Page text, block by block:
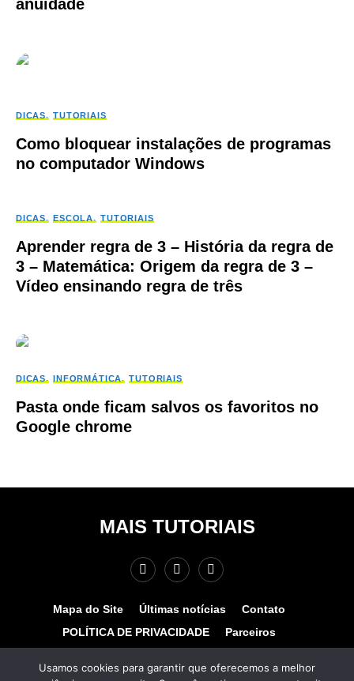
anuidade
DICAS TUTORIAIS
Como bloquear instalações de programas
no computador Windows
DICAS ESCOLA TUTORIAIS
Aprender regra de 3 – História da regra de
3 – Matemática: Origem da regra de 3 –
Vídeo ensinando regra de três
DICAS INFORMÁTICA TUTORIAIS
Pasta onde ficam salvos os favoritos no
Google chrome
MAIS TUTORIAIS
Mapa do Site Últimas notícias
Contato
POLÍTICA DE PRIVACIDADE
Parceiros
Usamos cookies para garantir que oferecemos a melhor